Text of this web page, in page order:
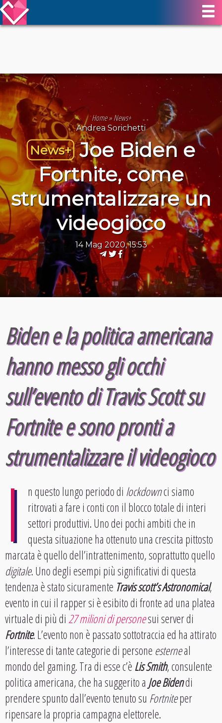
Home»News+
Andrea Sorichetti
News+ Joe Biden e
Fortnite, come
strumentalizzare un
videogioco
14 Mag 2020, 15:53
Biden e la politica americana
hanno messo gli occhi
sull’evento di Travis Scott su
Fortnite e sono pronti a
strumentalizzare il videogioco
I n questo lungo periodo di lockdownci siamo
ritrovati a fare i conti con il blocco totale di interi
settori produttivi. Uno dei pochi ambiti che in
questa situazione ha ottenuto una crescita pittosto
marcata è quello dell’intrattenimento, soprattutto quello
digitale. Uno degli esempi più significativi di questa
tendenza è stato sicuramente Travis scott’s Astronomical,
evento in cui il rapper si è esibito di fronte ad una platea
virtuale di più di 27 milioni di personesui server di
Fortnite. L’evento non è passato sottotraccia ed ha attirato
l’interesse di tante categorie di persone esterneal
mondo del gaming. Tra di esse c’èLis Smith, consulente
politica americana, che ha suggerito a Joe Bidendi
prendere spunto dall’evento tenuto su Fortniteper
ripensare la propria campagna elettorele.